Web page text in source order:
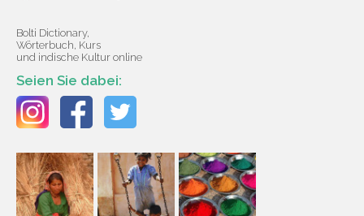
Bolti Dictionary,
Wörterbuch, Kurs
und indische Kultur online
Seien Sie dabei: